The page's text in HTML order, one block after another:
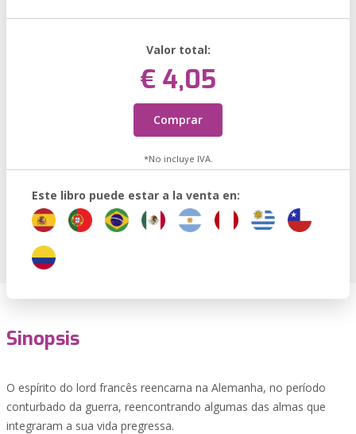
Valor total:
€ 4,05
Comprar
*No incluye IVA.
Este libro puede estar a la venta en:
Sinopsis
O espírito do lord francês reencarna na Alemanha, no período
conturbado da guerra, reencontrando algumas das almas que
integraram a sua vida pregressa.